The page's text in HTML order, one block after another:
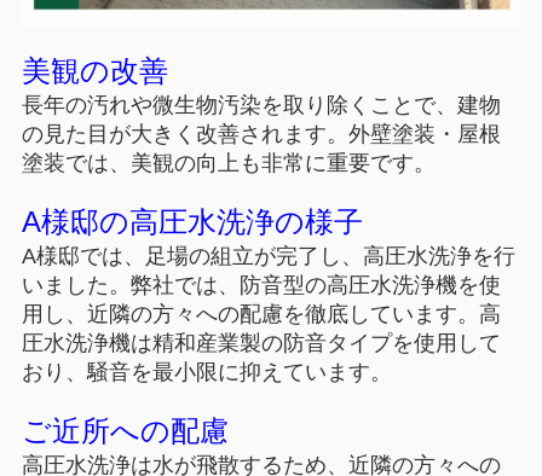
美観の改善
長年の汚れや微生物汚染を取り除くことで、建物
の見た目が大きく改善されます。外壁塗装・屋根
塗装では、美観の向上も非常に重要です。
A様邸の高圧水洗浄の様子
A様邸では、足場の組立が完了し、高圧水洗浄を行
いました。弊社では、防音型の高圧水洗浄機を使
用し、近隣の方々への配慮を徹底しています。高
圧水洗浄機は精和産業製の防音タイプを使用して
おり、騒音を最小限に抑えています。
ご近所への配慮
高圧水洗浄は水が飛散するため、近隣の方々への